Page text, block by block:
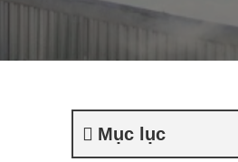
Mục lục